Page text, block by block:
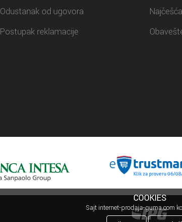
Odustanak od ugovora
Postupak reklamacije
COOKIES
Sajt internet-prodaja-guma.com